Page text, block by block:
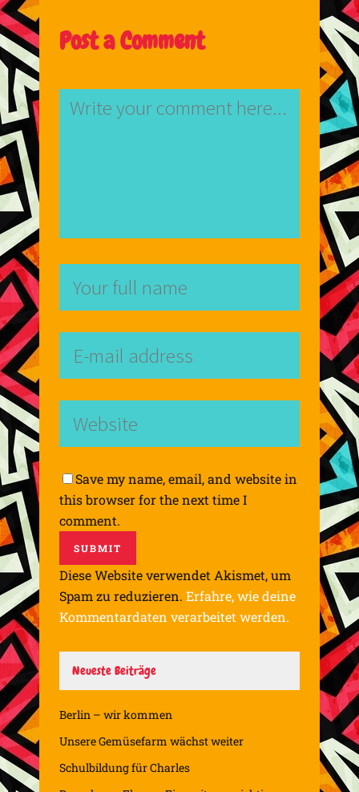
Post a Comment
Save my name, email, and website in
this browser for the next time I
comment.
Diese Website verwendet Akismet, um
Spam zu reduzieren. Erfahre, wie deine
Kommentardaten verarbeitet werden.
Neueste Beiträge
Berlin – wir kommen
Unsere Gemüsefarm wächst weiter
Schulbildung für Charles